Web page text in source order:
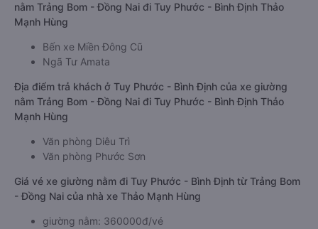
nằm Trảng Bom - Đồng Nai đi Tuy Phước - Bình Định Thảo
Mạnh Hùng
Bến xe Miền Đông Cũ
Ngã Tư Amata
Địa điểm trả khách ở Tuy Phước - Bình Định của xe giường
nằm Trảng Bom - Đồng Nai đi Tuy Phước - Bình Định Thảo
Mạnh Hùng
Văn phòng Diêu Trì
Văn phòng Phước Sơn
Giá vé xe giường nằm đi Tuy Phước - Bình Định từ Trảng Bom
- Đồng Nai của nhà xe Thảo Mạnh Hùng
giường nằm: 360000đ/vé